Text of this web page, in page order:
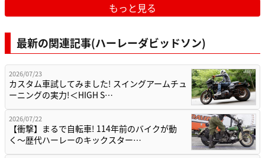
もっと見る
最新の関連記事(ハーレーダビッドソン)
2026/07/23
カスタム車試してみました! スイングアームチュ
ーニングの実力!＜HIGH S…
2026/07/22
【衝撃】まるで自転車! 114年前のバイクが動
く〜歴代ハーレーのキックスター…